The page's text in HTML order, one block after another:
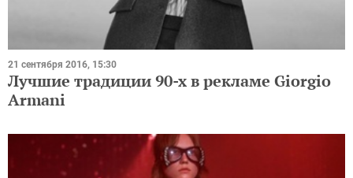
21 сентября 2016, 15:30
Лучшие традиции 90-х в рекламе Giorgio
Armani